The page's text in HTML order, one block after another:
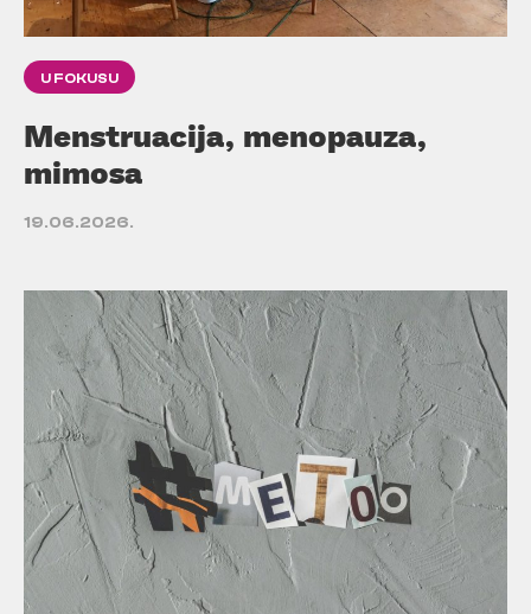
U FOKUSU
Menstruacija, menopauza,
mimosa
19.06.2026.